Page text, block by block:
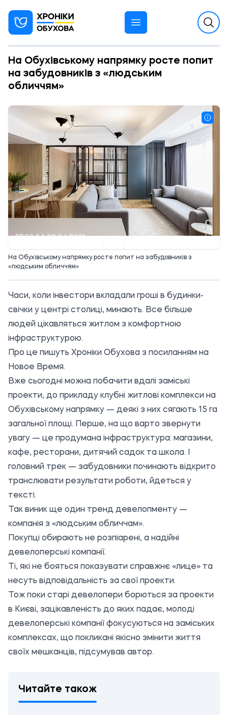
На Обухівському напрямку росте попит
на забудовників з «людським
обличчям»
08:24 02.04.2021
На Обухівському напрямку росте попит на забудовників з
«людським обличчям»
Часи, коли інвестори вкладали гроші в будинки-
свічки у центрі столиці, минають. Все більше
людей цікавляться житлом з комфортною
інфраструктурою.
Про це пишуть Хроніки Обухова з посиланням на
Новое Время.
Вже сьогодні можна побачити вдалі заміські
проекти, до прикладу клубні житлові комплекси на
Обухівському напрямку — деякі з них сягають 15 га
загальної площі. Перше, на що варто звернути
увагу — це продумана інфраструктура: магазини,
кафе, ресторани, дитячий садок та школа. І
головний трек — забудовники починають відкрито
транслювати результати роботи, йдеться у
тексті.
Так виник ще один тренд девелопменту —
компанія з «людським обличчам».
Покупці обирають не розпіарені, а надійні
девелоперські компанії.
Ті, які не бояться показувати справжнє «лице» та
несуть відповідальність за свої проекти.
Тож поки старі девелопери борються за проекти
в Києві, зацікавленість до яких падає, молоді
девелоперські компанії фокусуються на заміських
комплексах, що покликані якісно змінити життя
своїх мешканців, підсумував автор.
Читайте також